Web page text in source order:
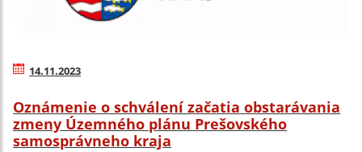
14.11.2023
Oznámenie o schválení začatia obstarávania
zmeny Územného plánu Prešovského
samosprávneho kraja